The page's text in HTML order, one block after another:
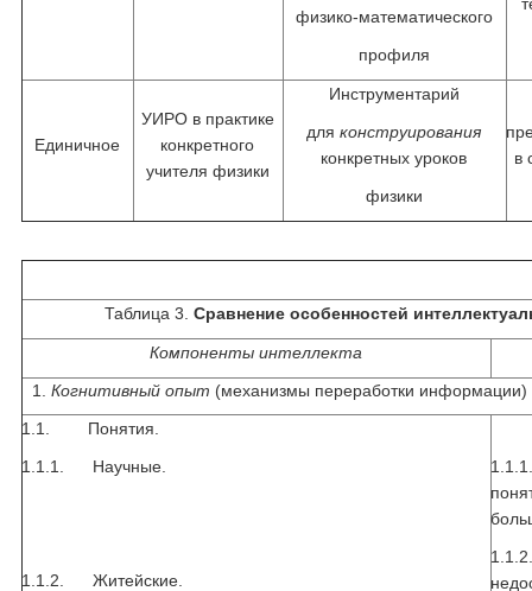
физико-математического
профиля
Единичное
УИРО в практике
конкретного
учителя физики
Инструментарий
дляконструирования
конкретных уроков
физики
в
Таблица 3.Сравнение особенностей
Компоненты интеллекта
Когнитивный опыт (механизмы переработки информации)
1.1. Понятия.
1.1.1. Научные.
1.1.2. Житейские.